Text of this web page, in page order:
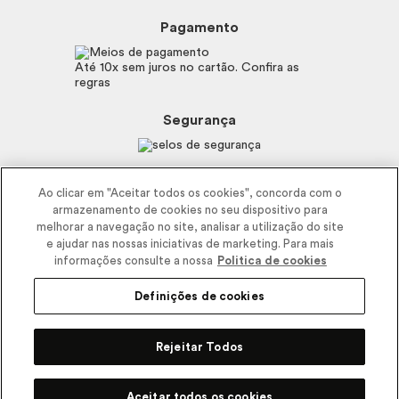
R$
Código de defesa do consumidor
Trabalhe com a gente
Recomendações Covid19
Fale Conosco
E-mail
Pagamento
Até 10x sem juros no cartão. Confira as
regras
Segurança
CEP 11900-000 | CNPJ/MF 11.137.051/0406-41 IE 574.066.180.111
Pode Confiar
Ao clicar em "Aceitar todos os cookies", concorda com o
armazenamento de cookies no seu dispositivo para
melhorar a navegação no site, analisar a utilização do site
e ajudar nas nossas iniciativas de marketing. Para mais
informações consulte a nossa
Politica de cookies
Definições de cookies
Rejeitar Todos